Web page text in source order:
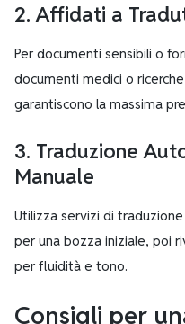
2. Affidati a
Per documenti sensibili o
documenti medici o
garantiscono la massima
3. Traduzione
Manuale
Utilizza servizi di
per una bozza iniziale, poi
per fluidità e tono.
Consigli per